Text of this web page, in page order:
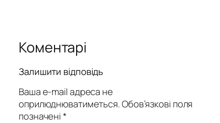
Коментарі
Залишити відповідь
Ваша e-mail адреса не
оприлюднюватиметься.Обов’язкові поля
позначені*